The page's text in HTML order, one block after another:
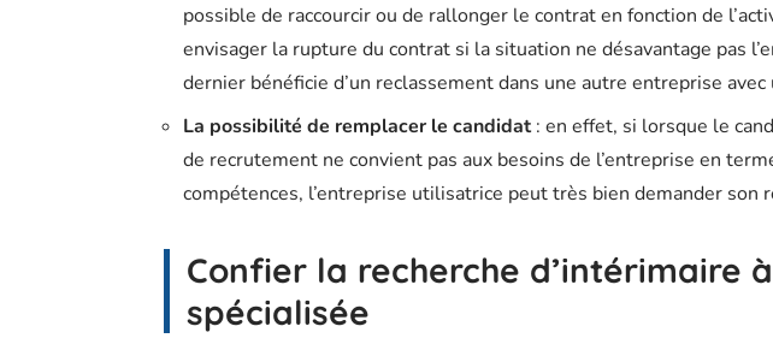
possible de raccourcir ou de rallonger le contrat en fonction de
envisager la rupture du contrat si la situation ne désavantage pas
dernier bénéficie d’un reclassement dans une autre entreprise
La possibilité de remplacer le candidat: en effet, si lorsque le
de recrutement ne convient pas aux besoins de l’entreprise en
compétences, l’entreprise utilisatrice peut très bien demander son
Confier la recherche d’intérimaire
spécialisée